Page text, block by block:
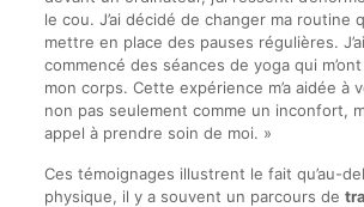
le cou. J’ai décidé de changer ma routine
mettre en place des pauses régulières.
commencé des séances de yoga qui
mon corps. Cette expérience m’a aidée à
non pas seulement comme un inconfort,
appel à prendre soin de moi. »
Ces témoignages illustrent le fait qu’au-
physique, il y a souvent un parcours de